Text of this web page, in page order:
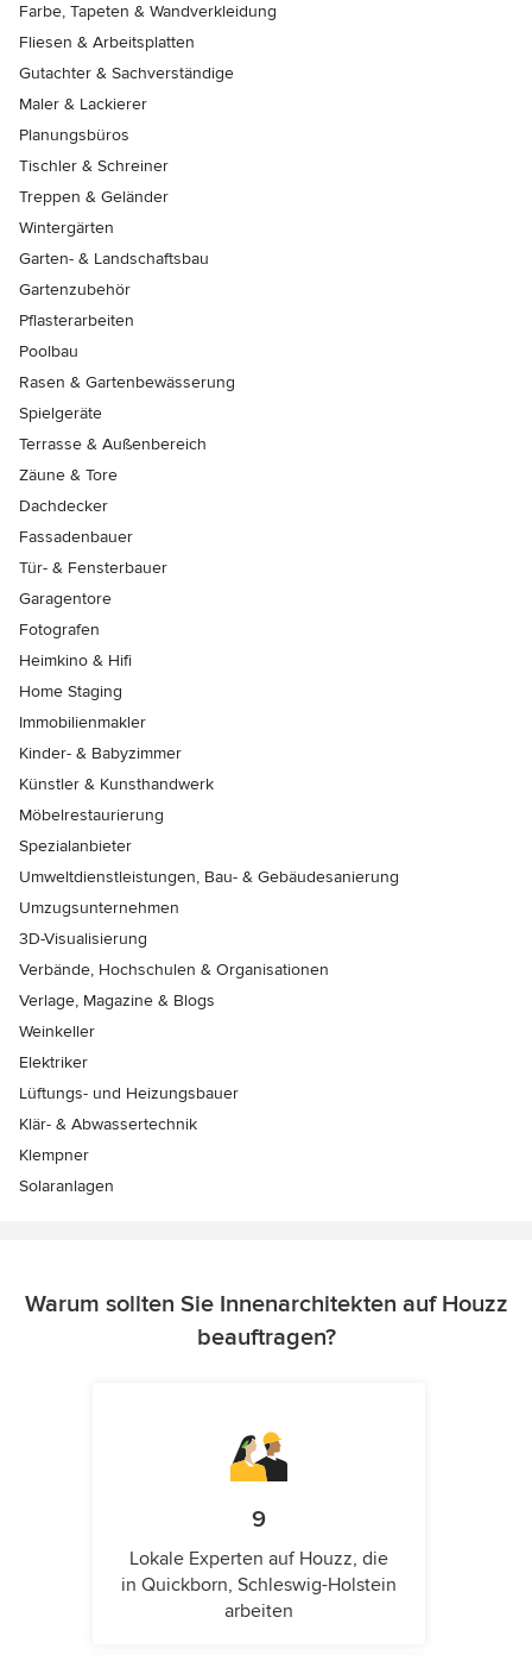
Farbe, Tapeten & Wandverkleidung
Fliesen & Arbeitsplatten
Gutachter & Sachverständige
Maler & Lackierer
Planungsbüros
Tischler & Schreiner
Treppen & Geländer
Wintergärten
Garten- & Landschaftsbau
Gartenzubehör
Pflasterarbeiten
Poolbau
Rasen & Gartenbewässerung
Spielgeräte
Terrasse & Außenbereich
Zäune & Tore
Dachdecker
Fassadenbauer
Tür- & Fensterbauer
Garagentore
Fotografen
Heimkino & Hifi
Home Staging
Immobilienmakler
Kinder- & Babyzimmer
Künstler & Kunsthandwerk
Möbelrestaurierung
Spezialanbieter
Umweltdienstleistungen, Bau- & Gebäudesanierung
Umzugsunternehmen
3D-Visualisierung
Verbände, Hochschulen & Organisationen
Verlage, Magazine & Blogs
Weinkeller
Elektriker
Lüftungs- und Heizungsbauer
Klär- & Abwassertechnik
Klempner
Solaranlagen
Warum sollten Sie Innenarchitekten auf Houzz
beauftragen?
9
Lokale Experten auf Houzz, die
in Quickborn, Schleswig-Holstein
arbeiten